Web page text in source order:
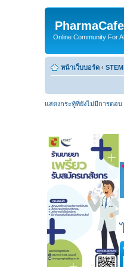
Online Community For
หน้าเว็บบอร์ด ‹
แสดงกระทู้ที่ยังไม่มีการตอบ